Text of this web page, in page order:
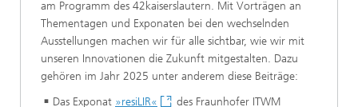
am Programm des 42kaiserslautern. Mit Vorträgen an
Thementagen und Exponaten bei den wechselnden
Ausstellungen machen wir für alle sichtbar, wie wir mit
unseren Innovationen die Zukunft mitgestalten. Dazu
gehören im Jahr 2025 unter anderem diese Beiträge:
Das Exponat »resiLIR«
des Fraunhofer ITWM